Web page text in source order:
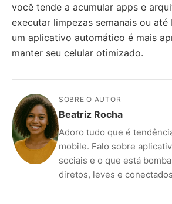
você tende a acumular apps e
executar limpezas semanais ou até
um aplicativo automático é mais
manter seu celular otimizado.
SOBRE O AUTOR
Beatriz Rocha
Adoro tudo que é
mobile. Falo sobre
sociais e o que está
diretos, leves e